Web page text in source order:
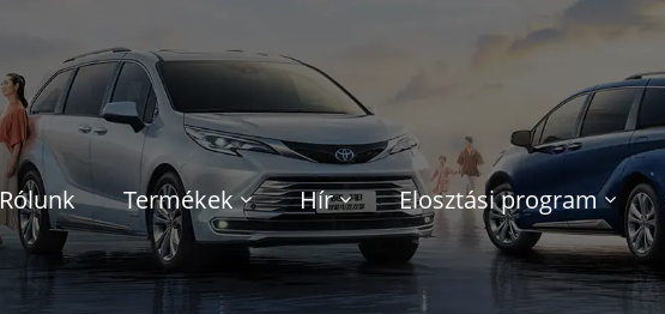
Rólunk Termékek Hír Elosztási program